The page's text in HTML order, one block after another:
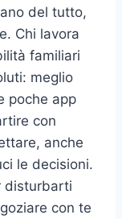
del tutto,
Chi lavora
familiari
meglio
poche app
con
anche
le decisioni.
disturbarti
con te